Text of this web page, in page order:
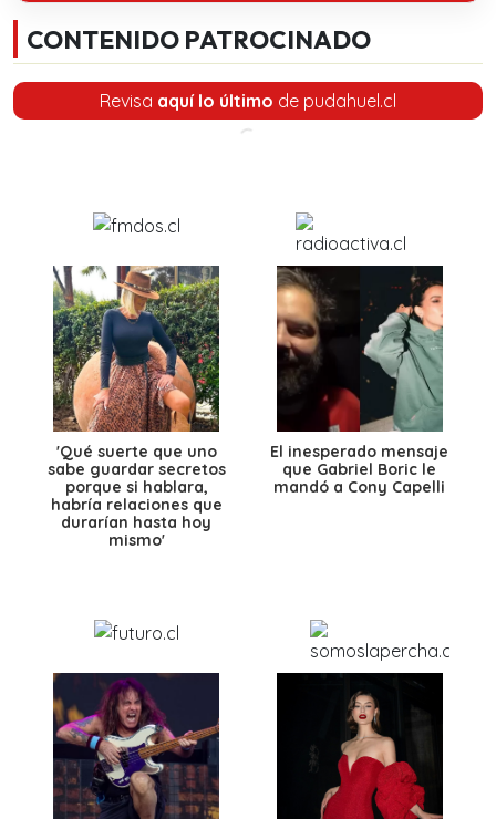
CONTENIDO PATROCINADO
Revisa aquí lo último de pudahuel.cl
'Qué suerte que uno
sabe guardar secretos
porque si hablara,
habría relaciones que
durarían hasta hoy
mismo'
El inesperado mensaje
que Gabriel Boric le
mandó a Cony Capelli